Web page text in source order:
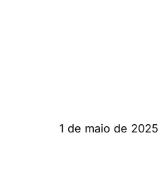
1 de maio de 2025